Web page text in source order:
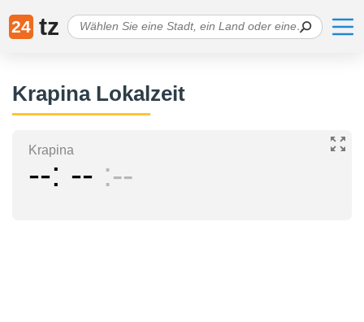
24 tz
Krapina Lokalzeit
Krapina
-- -- --